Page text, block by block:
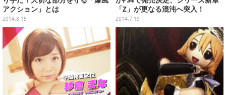
アクション」とは
2014.8.15
「Z」が更なる混沌へ突入！
2014.7.19